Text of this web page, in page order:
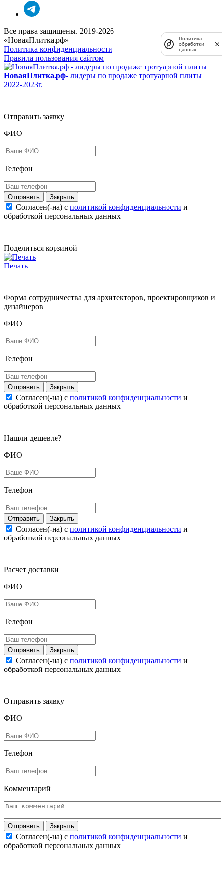
Все права защищены. 2019-2026
«НоваяПлитка.рф»
Политика конфиденциальности
Правила пользования сайтом
НоваяПлитка.рф- лидеры по продаже тротуарной плиты
2022-2023г.
Отправить заявку
ФИО
Телефон
Закрыть
Согласен(-на) c политикой конфиденциальности и
обработкой персональных данных
Поделиться корзиной
Печать
Форма сотрудничества для архитекторов, проектировщиков и
дизайнеров
ФИО
Телефон
Закрыть
Согласен(-на) c политикой конфиденциальности и
обработкой персональных данных
Нашли дешевле?
ФИО
Телефон
Закрыть
Согласен(-на) c политикой конфиденциальности и
обработкой персональных данных
Расчет доставки
ФИО
Телефон
Закрыть
Согласен(-на) c политикой конфиденциальности и
обработкой персональных данных
Отправить заявку
ФИО
Телефон
Комментарий
Закрыть
Согласен(-на) c политикой конфиденциальности и
обработкой персональных данных
Политика
обработки
данных